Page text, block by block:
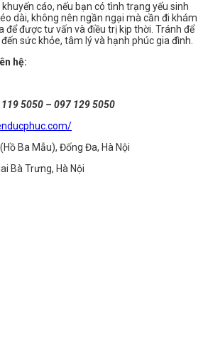
cáo, nếu bạn có tình trạng yếu sinh
dài, không nên ngần ngại mà cần đi khám
để được tư vấn và điều trị kịp thời. Tránh để
sức khỏe, tâm lý và hạnh phúc gia đình.
hệ:
5050 – 097 129 5050
Ba Mẫu), Đống Đa, Hà Nội
Bà Trưng, Hà Nội